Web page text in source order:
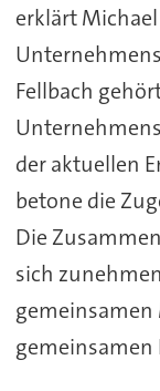
erklärt
Fellbach
der aktuellen
betone die
Die
sich